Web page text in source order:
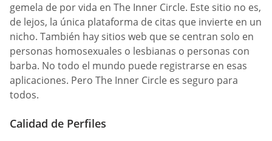
gemela de por vida en The Inner Circle. Este sitio no es,
de lejos, la única plataforma de citas que invierte en un
nicho. También hay sitios web que se centran solo en
personas homosexuales o lesbianas o personas con
barba. No todo el mundo puede registrarse en esas
aplicaciones. Pero The Inner Circle es seguro para
todos.
Calidad de Perfiles